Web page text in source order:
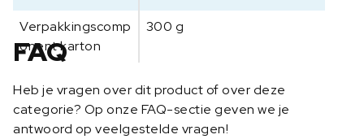
Verpakkingscomp
onent karton
300 g
FAQ
Heb je vragen over dit product of over deze
categorie? Op onze FAQ-sectie geven we je
antwoord op veelgestelde vragen!